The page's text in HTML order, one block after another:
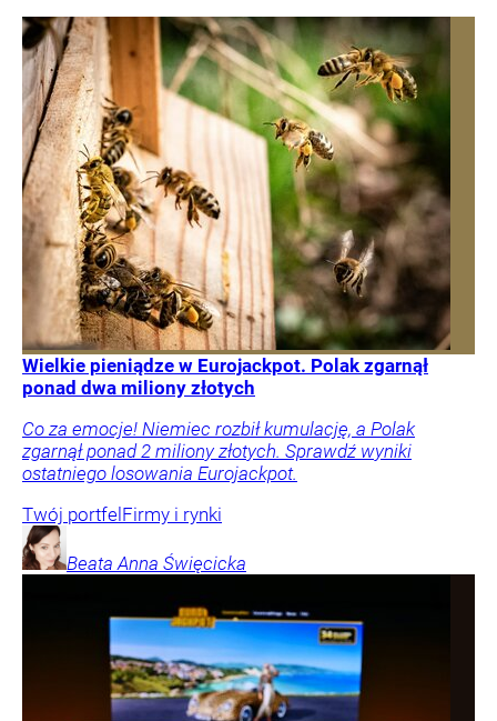
Wielkie pieniądze w Eurojackpot. Polak zgarnął
ponad dwa miliony złotych
Co za emocje! Niemiec rozbił kumulację, a Polak
zgarnął ponad 2 miliony złotych. Sprawdź wyniki
ostatniego losowania Eurojackpot.
Twój portfel Firmy i rynki
Beata Anna Święcicka